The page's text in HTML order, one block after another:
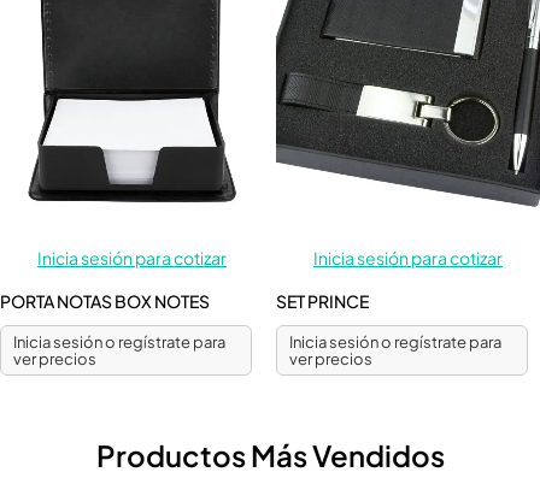
Inicia sesión para cotizar
PORTA NOTAS BOX NOTES
Inicia sesión o regístrate para
ver precios
Inicia sesión para cotizar
SET PRINCE
Inicia sesión o regístrate para
ver precios
Productos Más Vendidos